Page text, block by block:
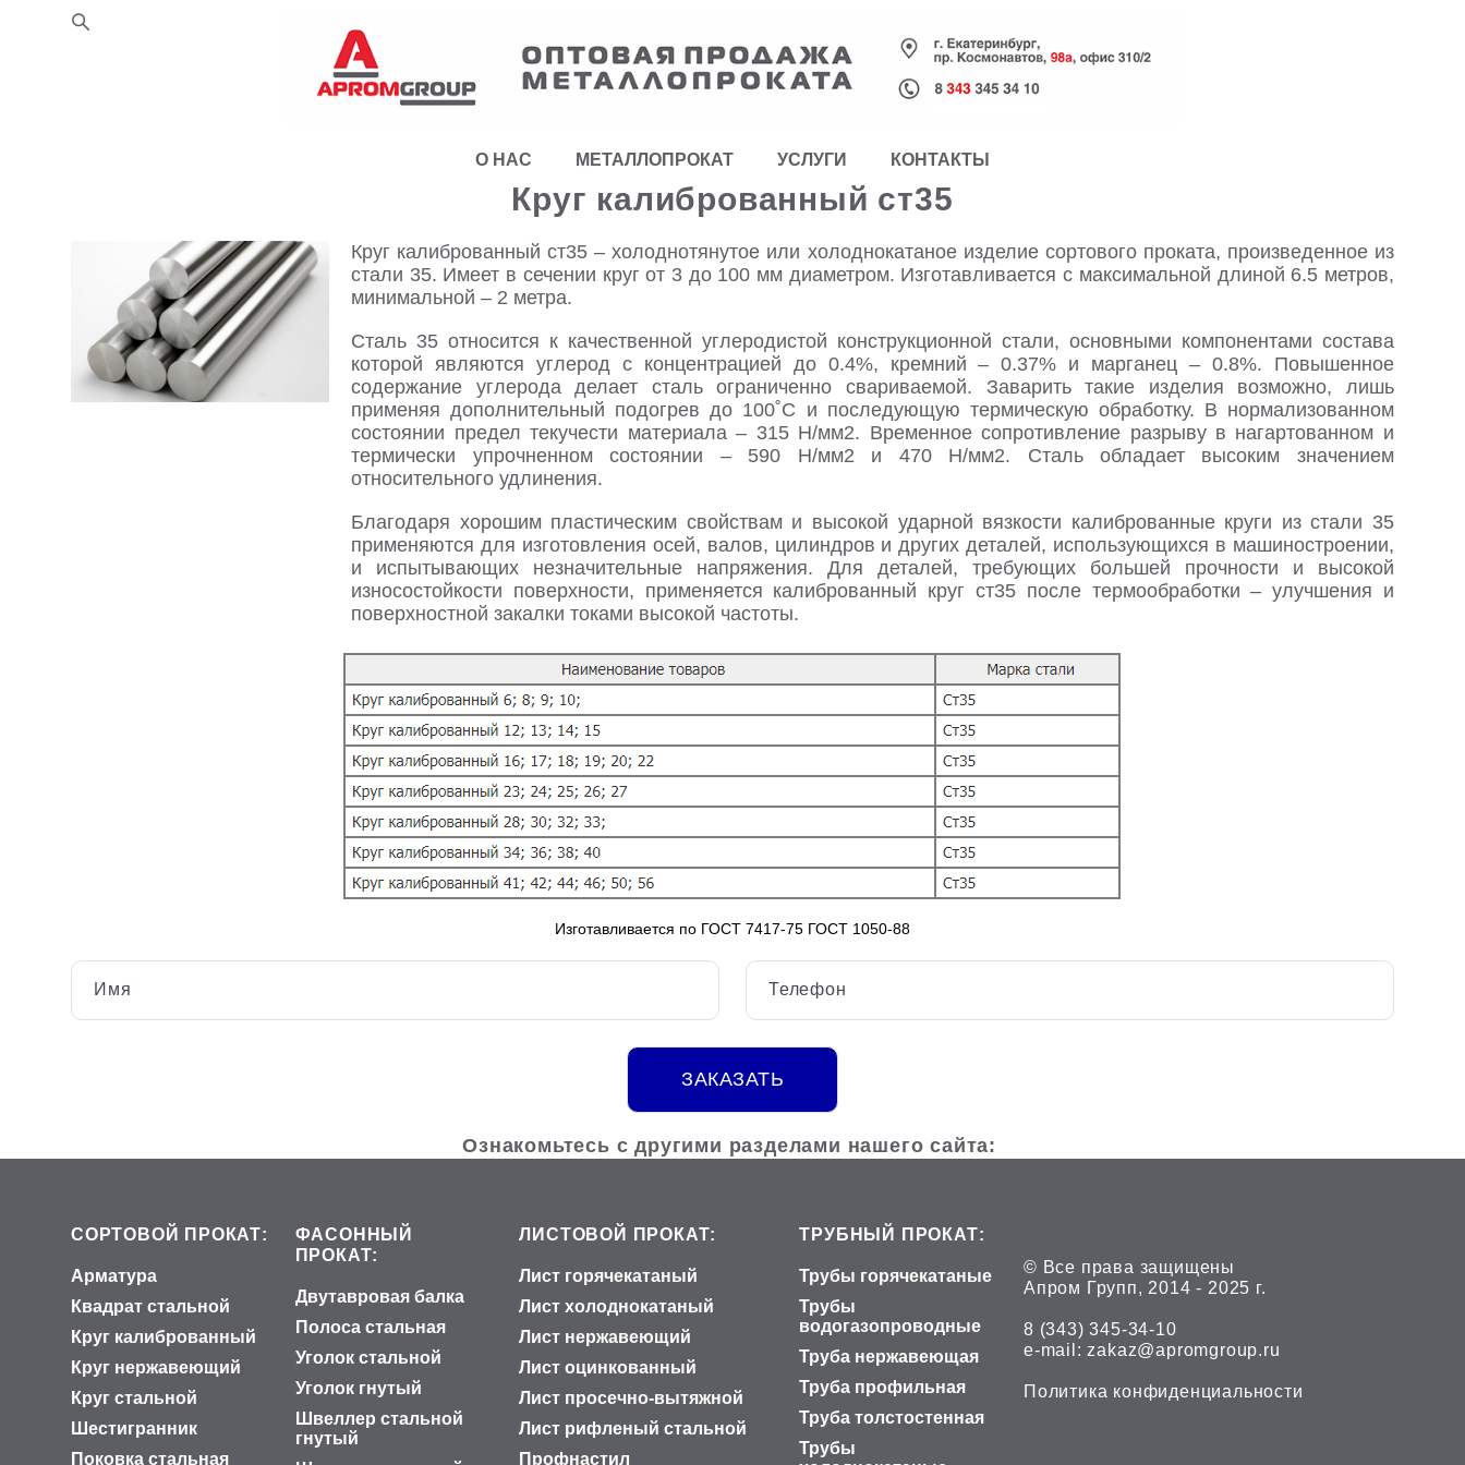
О НАС МЕТАЛЛОПРОКАТ УСЛУГИ КОНТАКТЫ
Круг калиброванный ст35
Круг калиброванный ст35 – холоднотянутое или холоднокатаное изделие сортового проката, произведенное из
стали 35. Имеет в сечении круг от 3 до 100 мм диаметром. Изготавливается с максимальной длиной 6.5 метров,
минимальной – 2 метра.
Сталь 35 относится к качественной углеродистой конструкционной стали, основными компонентами состава
которой являются углерод с концентрацией до 0.4%, кремний – 0.37% и марганец – 0.8%. Повышенное
содержание углерода делает сталь ограниченно свариваемой. Заварить такие изделия возможно, лишь
применяя дополнительный подогрев до 100˚С и последующую термическую обработку. В нормализованном
состоянии предел текучести материала – 315 Н/мм2. Временное сопротивление разрыву в нагартованном и
термически упрочненном состоянии – 590 Н/мм2 и 470 Н/мм2. Сталь обладает высоким значением
относительного удлинения.
Благодаря хорошим пластическим свойствам и высокой ударной вязкости калиброванные круги из стали 35
применяются для изготовления осей, валов, цилиндров и других деталей, использующихся в машиностроении,
и испытывающих незначительные напряжения. Для деталей, требующих большей прочности и высокой
износостойкости поверхности, применяется калиброванный круг ст35 после термообработки – улучшения и
поверхностной закалки токами высокой частоты.
Изготавливается по ГОСТ 7417-75 ГОСТ 1050-88
Имя Телефон
ЗАКАЗАТЬ
Ознакомьтесь с другими разделами нашего сайта:
СОРТОВОЙ ПРОКАТ:
Арматура
Квадрат стальной
Круг калиброванный
Круг нержавеющий
Круг стальной
Шестигранник
Поковка стальная
ФАСОННЫЙ
ПРОКАТ:
Двутавровая балка
Полоса стальная
Уголок стальной
Уголок гнутый
Швеллер стальной
гнутый
ЛИСТОВОЙ ПРОКАТ:
Лист горячекатаный
Лист холоднокатаный
Лист нержавеющий
Лист оцинкованный
Лист просечно-вытяжной
Лист рифленый стальной
Профнастил
ТРУБНЫЙ ПРОКАТ:
Трубы горячекатаные
Трубы
водогазопроводные
Труба нержавеющая
Труба профильная
Труба толстостенная
Трубы
© Все права защищены
Апром Групп, 2014 - 2025 г.
8 (343) 345-34-10
е-mail: zakaz@apromgroup.ru
Политика конфиденциальности